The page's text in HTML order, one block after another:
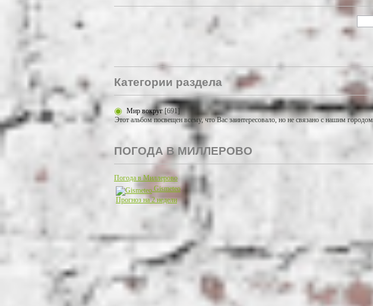
Категории раздела
Мир вокруг [691]
Этот альбом посвещен всему, что Вас заинтересовало, но не связано с нашим городом
ПОГОДА В МИЛЛЕРОВО
Погода в Миллерово
Gismeteo
Прогноз на 2 недели